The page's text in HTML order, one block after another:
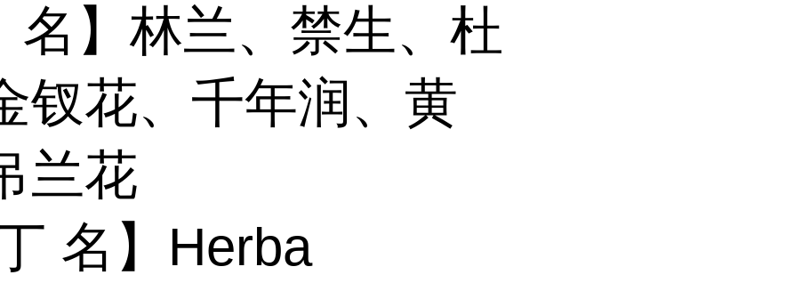
名】林兰、禁生、杜
钗花、千年润、黄
兰花
名】 Herba